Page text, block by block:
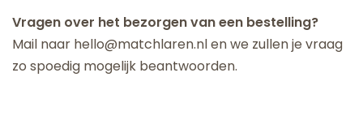
Vragen over het bezorgen van een bestelling?
Mail naar hello@matchlaren.nl en we zullen je vraag
zo spoedig mogelijk beantwoorden.